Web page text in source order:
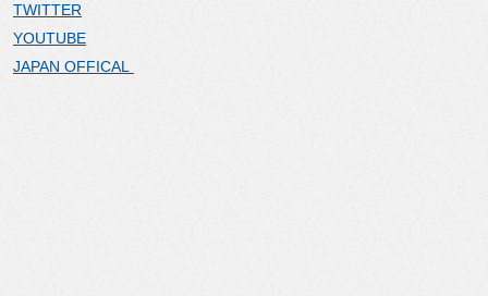
TWITTER
YOUTUBE
JAPAN OFFICAL